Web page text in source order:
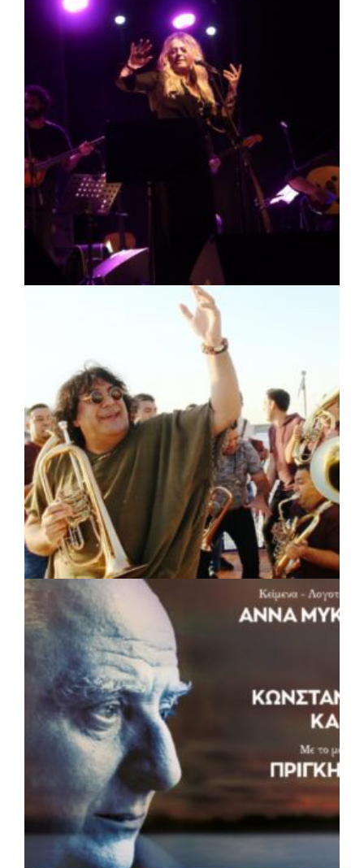
07/08/2026 · 16:50
Πρέσπεια 2026: Έξι ημέρες πολιτισμού,
μουσικής και γαστρονομίας στη Φλώρινα
ΠΟΛΙΤΙΣΜΟΣ 05/08/2026 · 16:17
Η Marko Marković Orkestar στα
Αριστοτέλεια του Δήμου Αριστοτέλη